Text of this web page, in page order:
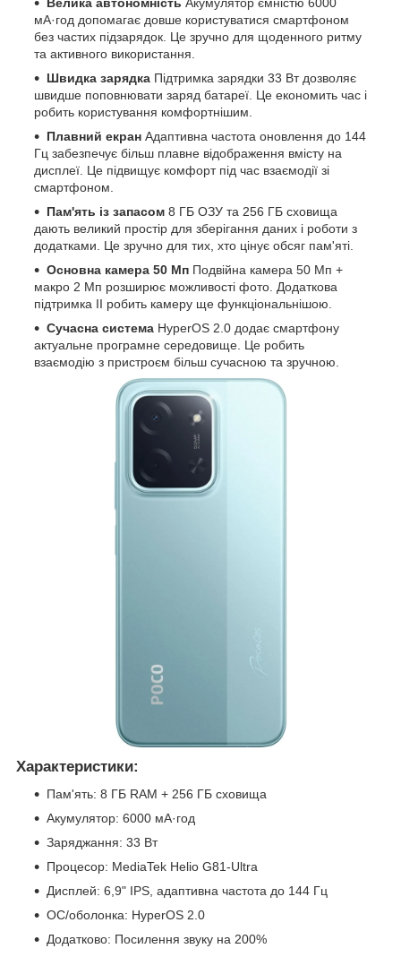
Велика автономність Акумулятор ємністю 6000
мА·год допомагає довше користуватися смартфоном
без частих підзарядок. Це зручно для щоденного ритму
та активного використання.
Швидка зарядка Підтримка зарядки 33 Вт дозволяє
швидше поповнювати заряд батареї. Це економить час і
робить користування комфортнішим.
Плавний екран Адаптивна частота оновлення до 144
Гц забезпечує більш плавне відображення вмісту на
дисплеї. Це підвищує комфорт під час взаємодії зі
смартфоном.
Пам'ять із запасом 8 ГБ ОЗУ та 256 ГБ сховища
дають великий простір для зберігання даних і роботи з
додатками. Це зручно для тих, хто цінує обсяг пам'яті.
Основна камера 50 Мп Подвійна камера 50 Мп +
макро 2 Мп розширює можливості фото. Додаткова
підтримка ІІ робить камеру ще функціональнішою.
Сучасна система HyperOS 2.0 додає смартфону
актуальне програмне середовище. Це робить
взаємодію з пристроєм більш сучасною та зручною.
Характеристики:
Пам'ять: 8 ГБ RAM + 256 ГБ сховища
Акумулятор: 6000 мА·год
Заряджання: 33 Вт
Процесор: MediaTek Helio G81-Ultra
Дисплей: 6,9" IPS, адаптивна частота до 144 Гц
ОС/оболонка: HyperOS 2.0
Додатково: Посилення звуку на 200%